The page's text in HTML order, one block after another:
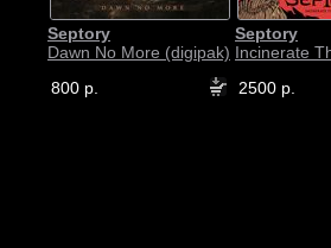
Septory
Dawn No More (digipak)
800 р.
Septory
Incinerate
2500 р.